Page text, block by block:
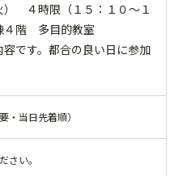
４時限（１５：１０～１
４階 多目的教室
です。都合の良い日に参加
・当日先着順）
さい。